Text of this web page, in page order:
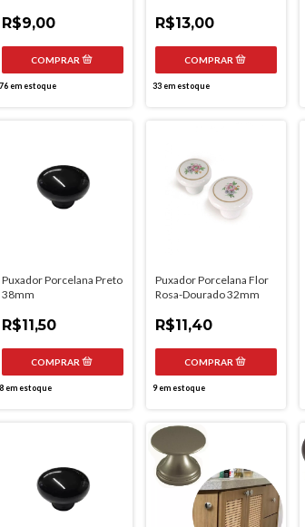
R$9,00
76em estoque
R$13,00
33em estoque
Puxador Porcelana Preto
38mm
R$11,50
8em estoque
Puxador Porcelana Flor
Rosa-Dourado 32mm
R$11,40
9em estoque